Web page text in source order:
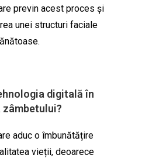
previn acest proces și
unei structuri faciale
digitală în
?
aduc o îmbunătățire
vieții, deoarece